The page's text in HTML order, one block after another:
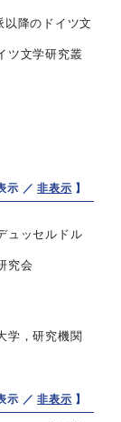
降のドイツ文
ツ文学研究叢
示 ／非表示 】
ュッセルドル
究会
学，研究機関
示 ／非表示 】